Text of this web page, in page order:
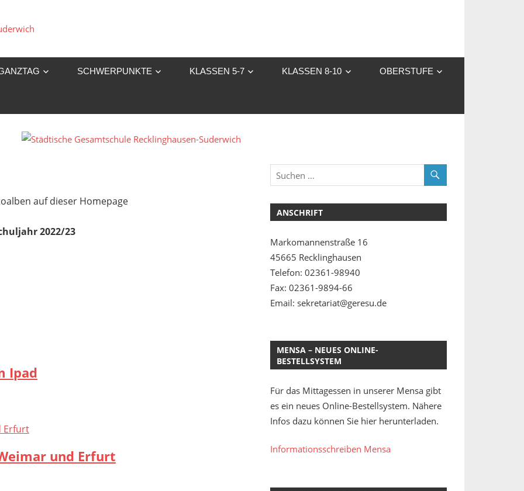
Gesamtschule
Suderwich
SCHWERPUNKTE KLASSEN 5-7 KLASSEN 8-10 OBERSTUFE
auf dieser Homepage
2022/23
Ipad
und Erfurt
ANSCHRIFT
Markomannenstraße 16
45665 Recklinghausen
Telefon: 02361-98940
Fax: 02361-9894-66
Email: sekretariat@geresu.de
MENSA – NEUES ONLINE-
BESTELLSYSTEM
Für das Mittagessen in unserer Mensa gibt
es ein neues Online-Bestellsystem. Nähere
Infos dazu können Sie hier herunterladen.
Informationsschreiben Mensa